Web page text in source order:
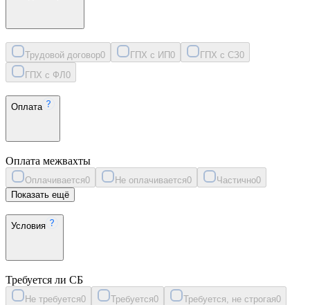
Трудовой договор0 ГПХ с ИП0 ГПХ с СЗ0
ГПХ с ФЛ 0
Оплата
Оплата межвахты
Оплачивается0 Не оплачивается0 Частично0
Показать ещё
Условия
Требуется ли СБ
Не требуется0 Требуется0 Требуется, не строгая0